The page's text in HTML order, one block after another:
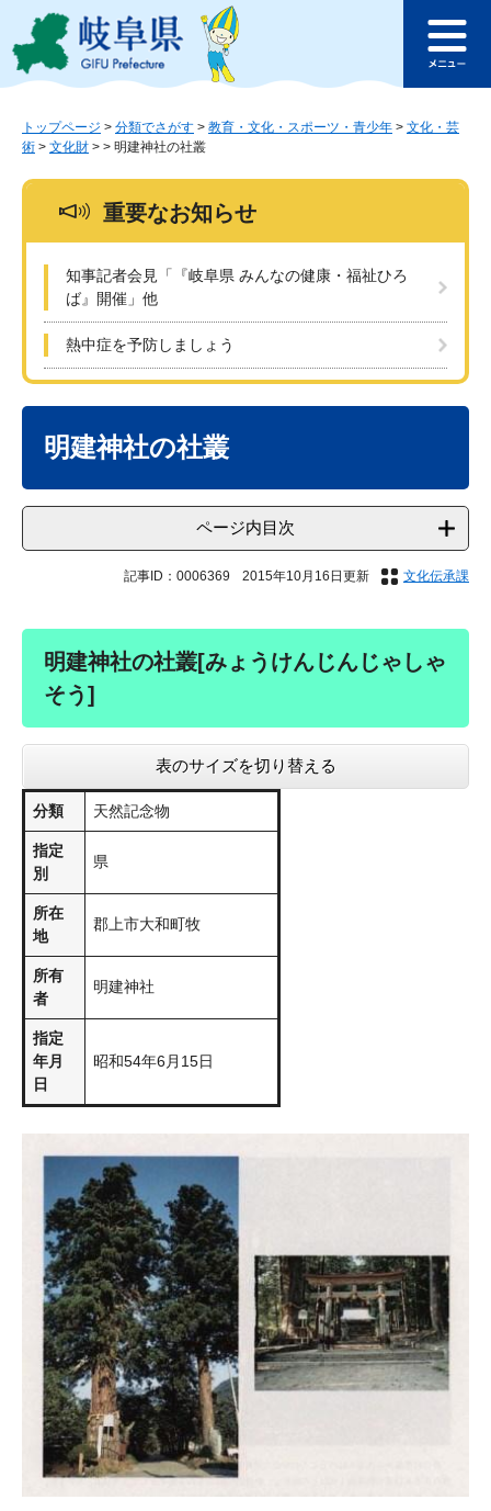
ジ
ュ
このページの本文へ
ュ
トップページ > 分類でさがす > 教育・文化・スポーツ・青少年 > 文化・芸
術 > 文化財 > > 明建神社の社叢
重要なお知らせ
知事記者会見「『岐阜県 みんなの健康・福祉ひろ
ば』開催」他
熱中症を予防しましょう
明建神社の社叢
ページ内目次
記事ID：0006369 2015年10月16日更新 文化伝承課
明建神社の社叢[みょうけんじんじゃしゃ
そう]
表のサイズを切り替える
分類 天然記念物
指定
別
県
所在
地
郡上市大和町牧
所有
者
明建神社
指定
年月
日
昭和54年6月15日